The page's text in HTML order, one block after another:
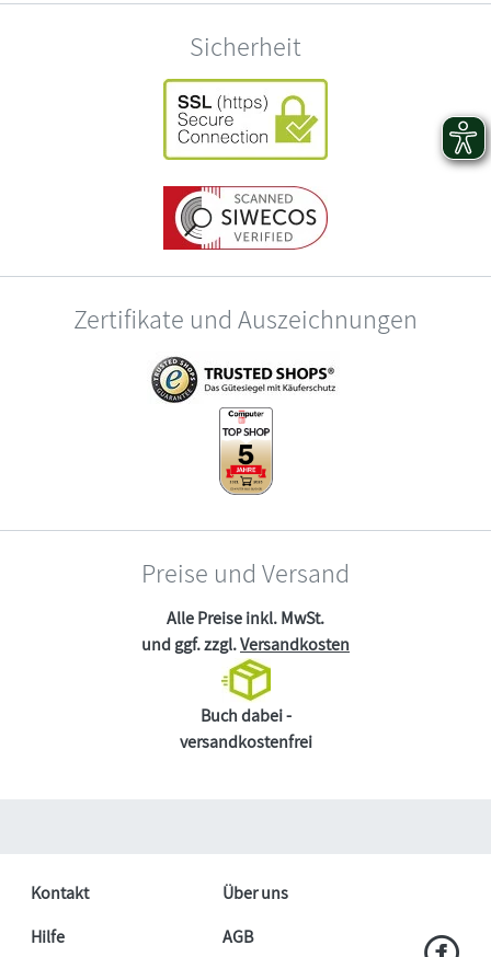
Sicherheit
Zertifikate und Auszeichnungen
Preise und Versand
Alle Preise inkl. MwSt.
und ggf. zzgl.Versandkosten
Buch dabei -
versandkostenfrei
Kontakt
Über uns
Hilfe
AGB